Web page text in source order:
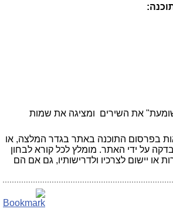
את השירים ומציגה את שמות
בפרסום התוכנה באתר בגדר המלצה, או
על ידי האתר. מומלץ לכל קורא לבחון
או יישום לצרכיו ולדרישותיו, גם אם הם